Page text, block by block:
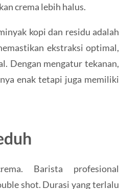
crema lebih halus.
kopi dan residu adalah
ekstraksi optimal,
Dengan mengatur tekanan,
enak tetapi juga memiliki
Barista profesional
shot. Durasi yang terlalu